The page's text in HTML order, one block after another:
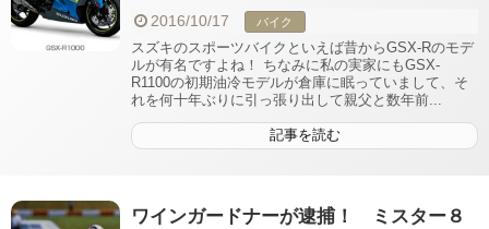
2016/10/17 バイク
スズキのスポーツバイクといえば昔からGSX-Rのモデ
ルが有名ですよね！ ちなみに私の実家にもGSX-
R1100の初期油冷モデルが倉庫に眠っていまして、そ
れを何十年ぶりに引っ張り出して親父と数年前...
記事を読む
ワインガードナーが逮捕！ ミスター８